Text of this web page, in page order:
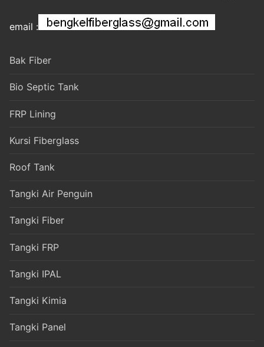
email :
Bak Fiber
Bio Septic Tank
FRP Lining
Kursi Fiberglass
Roof Tank
Tangki Air Penguin
Tangki Fiber
Tangki FRP
Tangki IPAL
Tangki Kimia
Tangki Panel